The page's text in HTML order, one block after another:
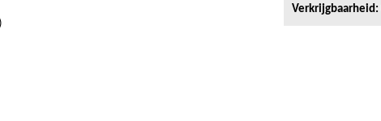
Verkrijgbaarheid: